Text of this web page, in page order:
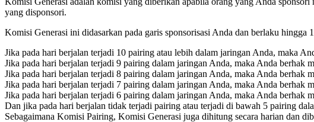
yang disponsori.
Komisi Generasi ini didasarkan pada garis sponsorisasi Anda dan berlaku hingga
Jika pada hari berjalan terjadi 10 pairing atau lebih dalam jaringan Anda, maka
Jika pada hari berjalan terjadi 9 pairing dalam jaringan Anda, maka Anda berhak
Jika pada hari berjalan terjadi 8 pairing dalam jaringan Anda, maka Anda berhak
Jika pada hari berjalan terjadi 7 pairing dalam jaringan Anda, maka Anda berhak
Jika pada hari berjalan terjadi 6 pairing dalam jaringan Anda, maka Anda berhak
Dan jika pada hari berjalan tidak terjadi pairing atau terjadi di bawah 5 pairing
Sebagaimana Komisi Pairing, Komisi Generasi juga dihitung secara harian dan